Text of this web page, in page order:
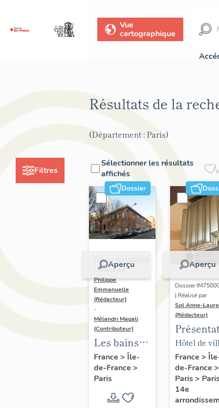
Vue
cartographique
Filtres
Résultats de la
(Département : Paris)
Sélectionner les résultats
affichés
Dossier
Aperçu
Dossier IA75000310
| Réalisé par
Philippe
Emmanuelle
(Rédacteur)
-
Mélandri Magali
(Contributeur)
Les bains
douches
municipaux
de la ville
de Paris
France > Île-
de-France >
Paris
Aperçu
Dossier
| Réalisé par
Sol Anne-Laure
(Rédacteur)
du
de la
annexe
Hôtel de
annexe
France >
de-France >
Paris>
14e